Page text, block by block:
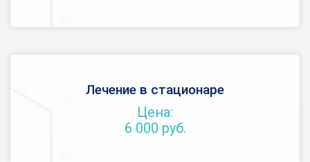
Лечение в стационаре
Цена:
6 000 руб.